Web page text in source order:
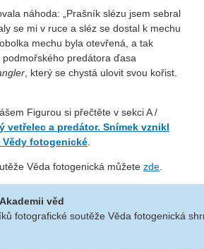
náhoda: „Prašník slézu jsem sebral
se mi v ruce a sléz se dostal k mechu
mechu byla otevřená, a tak
predátora ďasa
, který se chystá ulovit svou kořist.
Figurou si přečtěte v sekci A /
vetřelec a predátor. Snímek vznikl
fotogenické
Věda fotogenická můžete zde
věd
fotografické soutěže Věda fotogenická